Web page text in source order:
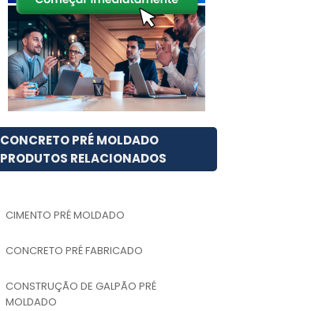
CONCRETO PRÉ MOLDADO
PRODUTOS RELACIONADOS
CIMENTO PRÉ MOLDADO
CONCRETO PRÉ FABRICADO
CONSTRUÇÃO DE GALPÃO PRÉ
MOLDADO